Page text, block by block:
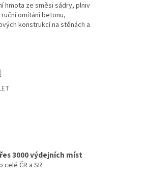
hmota ze směsi sádry, plniv
omítání betonu,
konstrukcí na stěnách a
3000 výdejních míst
celé ČR a SR